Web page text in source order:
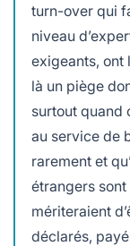
turn-over qui
niveau
exigeants, ont
là un piège
surtout quand
au service de
rarement et
étrangers
mériteraient
déclarés,